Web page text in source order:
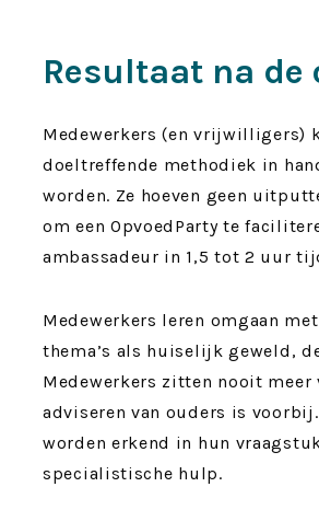
Resultaat na
Medewerkers (en vrijwilligers)
doeltreffende methodiek in
worden. Ze hoeven geen
om een OpvoedParty te
ambassadeur in 1,5 tot 2 uur
Medewerkers leren omgaan
thema’s als huiselijk geweld,
Medewerkers zitten nooit
adviseren van ouders is
worden erkend in hun
specialistische hulp.